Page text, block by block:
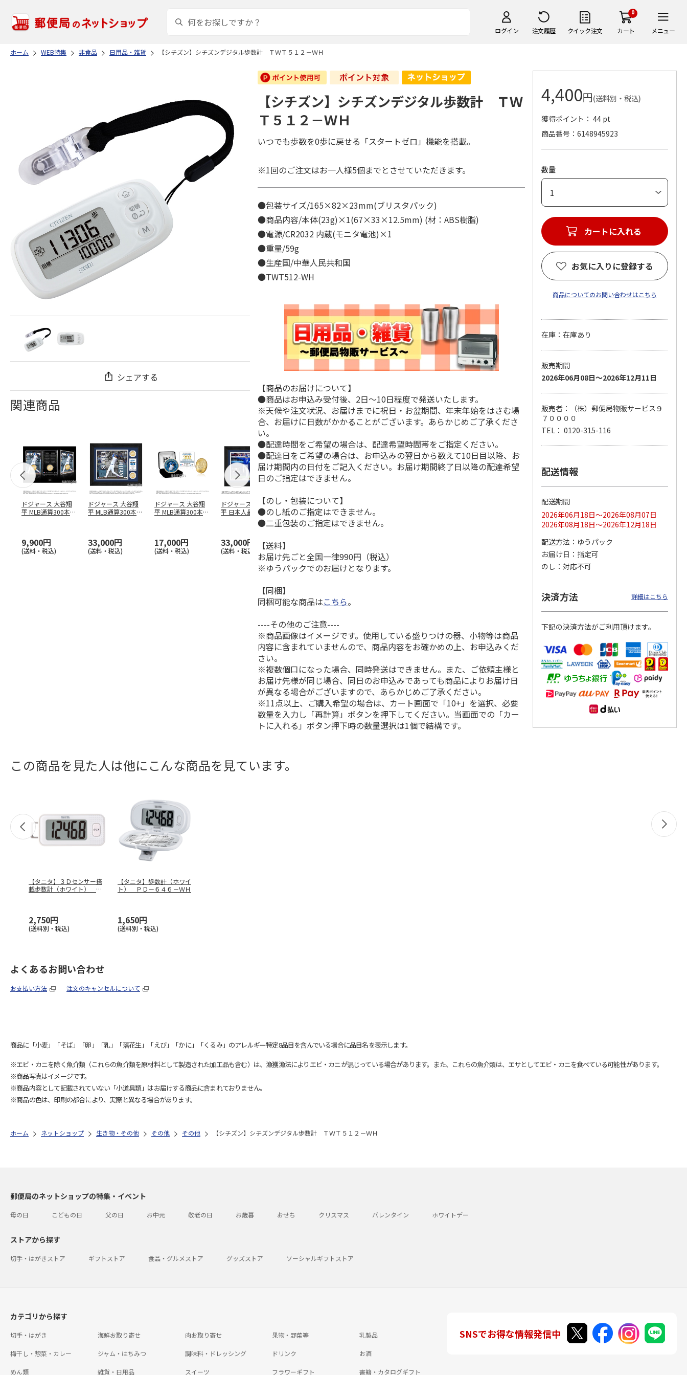
ログイン 注文履歴 クイック注文
0
カート メニュー
ホーム WEB特集 非食品 日用品・雑貨 【シチズン】シチズンデジタル歩数計 ＴＷＴ５１２－ＷＨ
シェアする
関連商品
ドジャース 大谷翔
平 MLB通算300本塁
9,900円
(送料・税込)
ドジャース 大谷翔
平 MLB通算300本塁
33,000円
(送料・税込)
ドジャース 大谷翔
平 MLB通算300本塁
17,000円
(送料・税込)
ドジャース 大谷翔
平 日本人最多53試
合連続出塁記念 ダ
33,000円
(送料・税込)
MLB ドジャース 大
谷翔平 2026 NL 3・
4月投手…
平 日本人最多53試
合連続出塁記念 コ
イ…
ドジャース 大谷翔
平 日本人最多53試
合連続出塁記念 シ
ル…
17,000円
(送料・税込)
谷翔平 2026 NL 3・
4月投手…
【シチズン】シチズンデジタル歩数計 ＴＷ
Ｔ５１２－ＷＨ
いつでも歩数を0歩に戻せる「スタートゼロ」機能を搭載。
※1回のご注文はお一人様5個までとさせていただきます。
●包装サイズ/165×82×23mm(ブリスタパック)
●商品内容/本体(23g)×1(67×33×12.5mm) (材：ABS樹脂)
●電源/CR2032 内蔵(モニタ電池)×1
●重量/59g
●生産国/中華人民共和国
●TWT512-WH
【商品のお届けについて】
●商品はお申込み受付後、2日～10日程度で発送いたします。
※天候や注文状況、お届けまでに祝日・お盆期間、年末年始をはさむ場
合、お届けに日数がかかることがございます。あらかじめご了承くださ
い。
●配達時間をご希望の場合は、配達希望時間帯をご指定ください。
●配達日をご希望の場合は、お申込みの翌日から数えて10日目以降、お
届け期間内の日付をご記入ください。お届け期間終了日以降の配達希望
日のご指定はできません。
【のし・包装について】
●のし紙のご指定はできません。
●二重包装のご指定はできません。
【送料】
お届け先ごと全国一律990円（税込）
※ゆうパックでのお届けとなります。
【同梱】
同梱可能な商品はこちら。
----その他のご注意----
※商品画像はイメージです。使用している盛りつけの器、小物等は商品
内容に含まれていませんので、商品内容をお確かめの上、お申込みくだ
さい。
※複数個口になった場合、同時発送はできません。また、ご依頼主様と
お届け先様が同じ場合、同日のお申込みであっても商品によりお届け日
が異なる場合がございますので、あらかじめご了承ください。
※11点以上、ご購入希望の場合は、カート画面で「10+」を選択、必要
数量を入力し「再計算」ボタンを押下してください。当画面での「カー
トに入れる」ボタン押下時の数量選択は1個で結構です。
4,400円(送料別・税込)
獲得ポイント： 44 pt
商品番号
6148945923
数量
カートに入れる
お気に入りに登録する
商品についてのお問い合わせはこちら
在庫：在庫あり
販売期間
2026年06月08日～2026年12月11日
販売者：（株）郵便局物販サービス９
７００００
TEL： 0120-315-116
配送情報
配送期間
2026年06月18日～2026年08月07日
2026年08月18日～2026年12月18日
配送方法
ゆうパック
お届け日
指定可
のし
対応不可
決済方法 詳細はこちら
下記の決済方法がご利用頂けます。
この商品を見た人は他にこんな商品を見ています。
【タニタ】３Ｄセンサー搭
載歩数計（ホワイト） Ｆ
2,750円
(送料別・税込)
【タニタ】歩数計（ホワイ
ト） ＰＤ－６４６－ＷＨ
1,650円
(送料別・税込)
よくあるお問い合わせ
お支払い方法 注文のキャンセルについて
商品に「小麦」「そば」「卵」「乳」「落花生」「えび」「かに」「くるみ」のアレルギー特定8品目を含んでいる場合に品目名を表示します。
※エビ・カニを除く魚介類（これらの魚介類を原材料として製造された加工品も含む）は、漁獲漁法によりエビ・カニが混じっている場合があります。また、これらの魚介類は、エサとしてエビ・カニを食べている可能性があります。
※商品写真はイメージです。
※商品内容として記載されていない「小道具類」はお届けする商品に含まれておりません。
※商品の色は、印刷の都合により、実際と異なる場合があります。
ホーム ネットショップ 生き物・その他 その他 その他 【シチズン】シチズンデジタル歩数計 ＴＷＴ５１２－ＷＨ
郵便局のネットショップの特集・イベント
母の日 こどもの日 父の日 お中元 敬老の日 お歳暮 おせち クリスマス バレンタイン ホワイトデー
ストアから探す
切手・はがきストア ギフトストア 食品・グルメストア グッズストア ソーシャルギフトストア
カテゴリから探す
切手・はがき 海鮮お取り寄せ 肉お取り寄せ 果物・野菜等 乳製品
梅干し・惣菜・カレー ジャム・はちみつ 調味料・ドレッシング ドリンク お酒
めん類 雑貨・日用品 スイーツ フラワーギフト 書籍・カタログギフト
SNSでお得な情報発信中